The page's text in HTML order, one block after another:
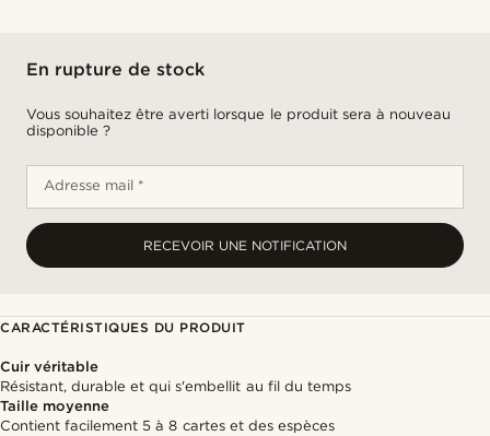
En rupture de stock
Vous souhaitez être averti lorsque le produit sera à nouveau
disponible ?
Adresse mail *
RECEVOIR UNE NOTIFICATION
CARACTÉRISTIQUES DU PRODUIT
Cuir véritable
Résistant, durable et qui s'embellit au fil du temps
Taille moyenne
Contient facilement 5 à 8 cartes et des espèces